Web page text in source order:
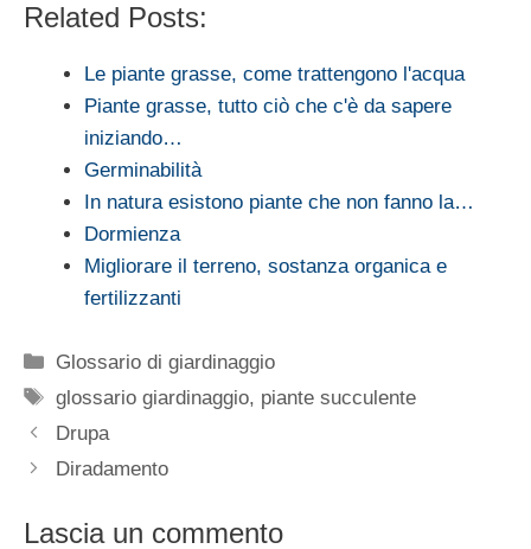
Related Posts:
Le piante grasse, come trattengono l'acqua
Piante grasse, tutto ciò che c'è da sapere
iniziando…
Germinabilità
In natura esistono piante che non fanno la…
Dormienza
Migliorare il terreno, sostanza organica e
fertilizzanti
Categorie
Glossario di giardinaggio
Tag
glossario giardinaggio, piante succulente
Drupa
Diradamento
Lascia un commento